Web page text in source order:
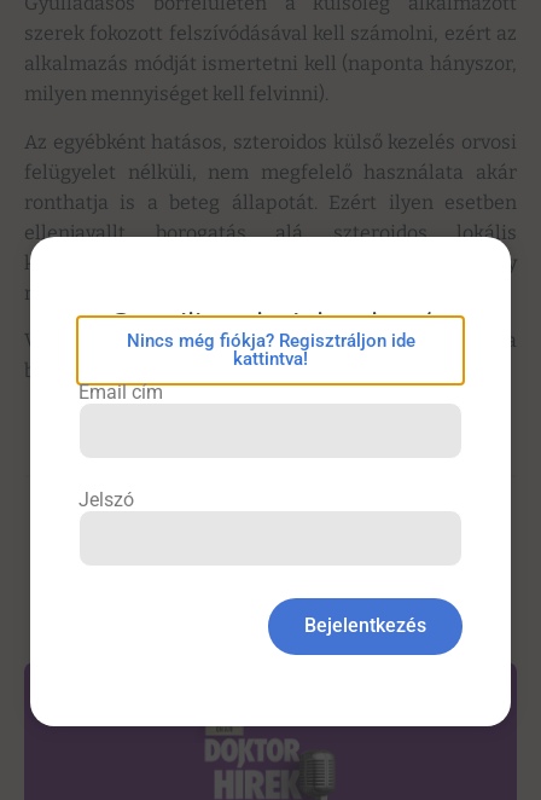
szerek fokozott felszívódásával kell számolni, ezért az
alkalmazás módját ismertetni kell (naponta hányszor,
milyen mennyiséget kell felvinni).
Az egyébként hatásos, szteroidos külső kezelés orvosi
felügyelet nélküli, nem megfelelő használata akár
ronthatja is a beteg állapotát. Ezért ilyen esetben
ellenjavallt borogatás alá szteroidos lokális
készítményt alkalmazni gyári kiszerelésben vagy
magisztrális készítményként egyaránt.
Végül, de nem utolsósorban célszerű felhívni a
betegek figyelmét az önkezelés veszélyeire.
eConsilium bejelentkezés
Nincs még fiókja? Regisztráljon ide
kattintva!
Email cím
Jelszó
Bejelentkezés